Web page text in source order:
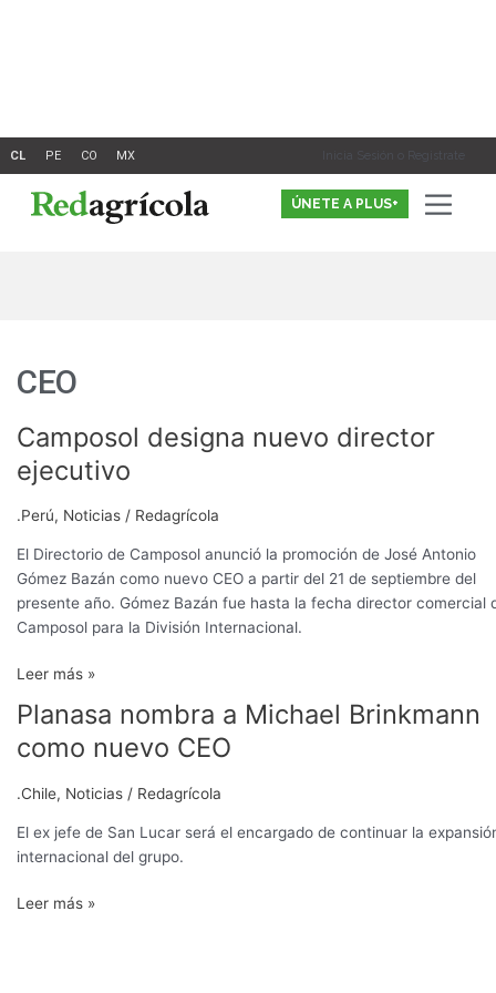
Inicia Sesión o Registrate
ÚNETE A PLUS+
CEO
Camposol designa nuevo director
ejecutivo
.Perú, Noticias / Redagrícola
El Directorio de Camposol anunció la promoción de José Antonio
Gómez Bazán como nuevo CEO a partir del 21 de septiembre del
presente año. Gómez Bazán fue hasta la fecha director comercial
Camposol para la División Internacional.
Camposol
designa
nuevo
director
ejecutivo
Leer más »
Planasa nombra a Michael Brinkmann
como nuevo CEO
.Chile, Noticias / Redagrícola
El ex jefe de San Lucar será el encargado de continuar la
internacional del grupo.
Planasa
a
Michael
Brinkmann
como
nuevo
Leer más »